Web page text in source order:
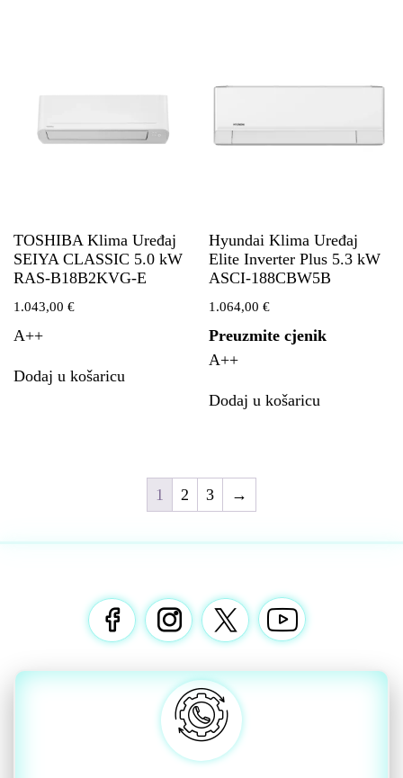
TOSHIBA Klima Uređaj
SEIYA CLASSIC 5.0 kW
RAS-B18B2KVG-E
1.043,00 €
A++
Dodaj u košaricu
Hyundai Klima Uređaj
Elite Inverter Plus 5.3 kW
ASCI-188CBW5B
1.064,00€
Preuzmite cjenik
A++
Dodaj u košaricu
1 2 3 →